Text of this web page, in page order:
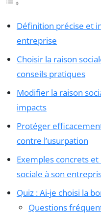
Définition précise et
entreprise
Choisir la raison
conseils pratiques
Modifier la raison
impacts
Protéger
contre l’usurpation
Exemples concrets
sociale à son
Quiz : Ai-je choisi la
Questions